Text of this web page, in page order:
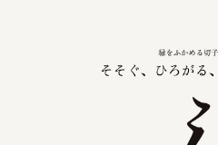
複合的な形式で実施